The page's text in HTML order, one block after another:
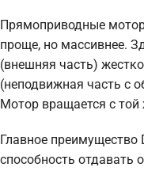
Прямоприводные
проще, но массивнее.
(внешняя часть)
(неподвижная часть с
Мотор вращается с той
Главное преимущество
способность